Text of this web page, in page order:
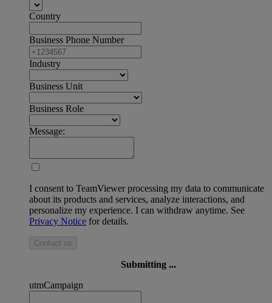
Country
Business Phone Number
Industry
Business Unit
Business Role
Message:
I consent to TeamViewer processing my data to communicate
about its products and services, analyze interactions, and
personalize my experience. I can withdraw anytime. See
Privacy Notice for details.
Contact us
Submitting ...
utmCampaign